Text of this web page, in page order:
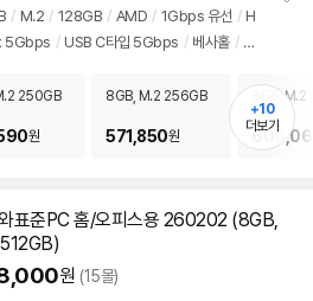
/ M.2 / 128GB / AMD / 1Gbps 유선 / H
5Gbps / USB C타입 5Gbps / 베사홀 / D
치
기
250GB
원
8GB, M.2 256GB
571,850원
8GB,
+10
더보기
표준PC 홈/오피스용 260202 (8GB,
원 (15몰)